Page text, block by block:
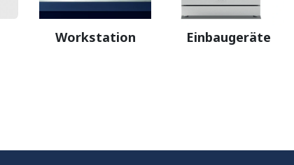
Workstation Einbaugeräte